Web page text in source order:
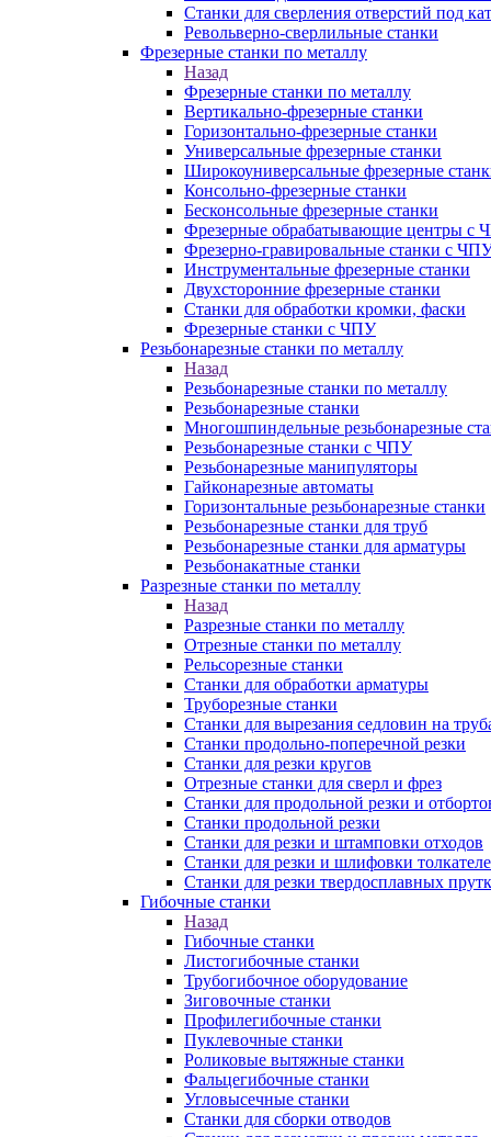
Станки для сверления отверстий под
Револьверно-сверлильные станки
Фрезерные станки по металлу
Назад
Фрезерные станки по металлу
Вертикально-фрезерные станки
Горизонтально-фрезерные станки
Универсальные фрезерные станки
Широкоуниверсальные фрезерные
Консольно-фрезерные станки
Бесконсольные фрезерные станки
Фрезерные обрабатывающие центры с
Фрезерно-гравировальные станки с
Инструментальные фрезерные станки
Двухсторонние фрезерные станки
Станки для обработки кромки, фаски
Фрезерные станки с ЧПУ
Резьбонарезные станки по металлу
Назад
Резьбонарезные станки по металлу
Резьбонарезные станки
Многошпиндельные резьбонарезные
Резьбонарезные станки с ЧПУ
Резьбонарезные манипуляторы
Гайконарезные автоматы
Горизонтальные резьбонарезные станки
Резьбонарезные станки для труб
Резьбонарезные станки для арматуры
Резьбонакатные станки
Разрезные станки по металлу
Назад
Разрезные станки по металлу
Отрезные станки по металлу
Рельсорезные станки
Станки для обработки арматуры
Труборезные станки
Станки для вырезания седловин на
Станки продольно-поперечной резки
Станки для резки кругов
Отрезные станки для сверл и фрез
Станки для продольной резки и
Станки продольной резки
Станки для резки и штамповки отходов
Станки для резки и шлифовки
Станки для резки твердосплавных
Гибочные станки
Назад
Гибочные станки
Листогибочные станки
Трубогибочное оборудование
Зиговочные станки
Профилегибочные станки
Пуклевочные станки
Роликовые вытяжные станки
Фальцегибочные станки
Угловысечные станки
Станки для сборки отводов